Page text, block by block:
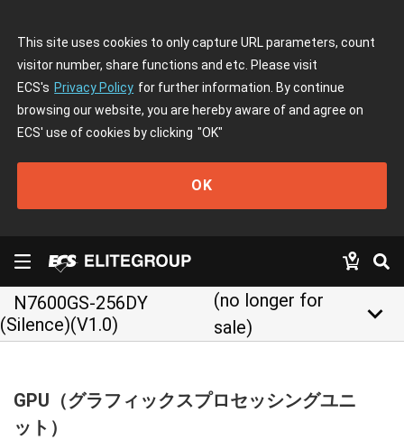
This site uses cookies to only capture URL parameters, count
visitor number, share functions and etc. Please visit
ECS's Privacy Policy for further information. By continue
browsing our website, you are hereby aware of and agree on
ECS' use of cookies by clicking "OK"
OK
N7600GS-256DY
(Silence)(V1.0)
(no longer for
sale)
keyboard_arrow_down
GPU（グラフィックスプロセッシングユニ
ット）